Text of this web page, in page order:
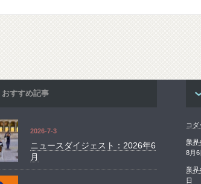
おすすめ記事
2026-7-3
ニュースダイジェスト：2026年6
月
コ
業界
8月6
業界
日